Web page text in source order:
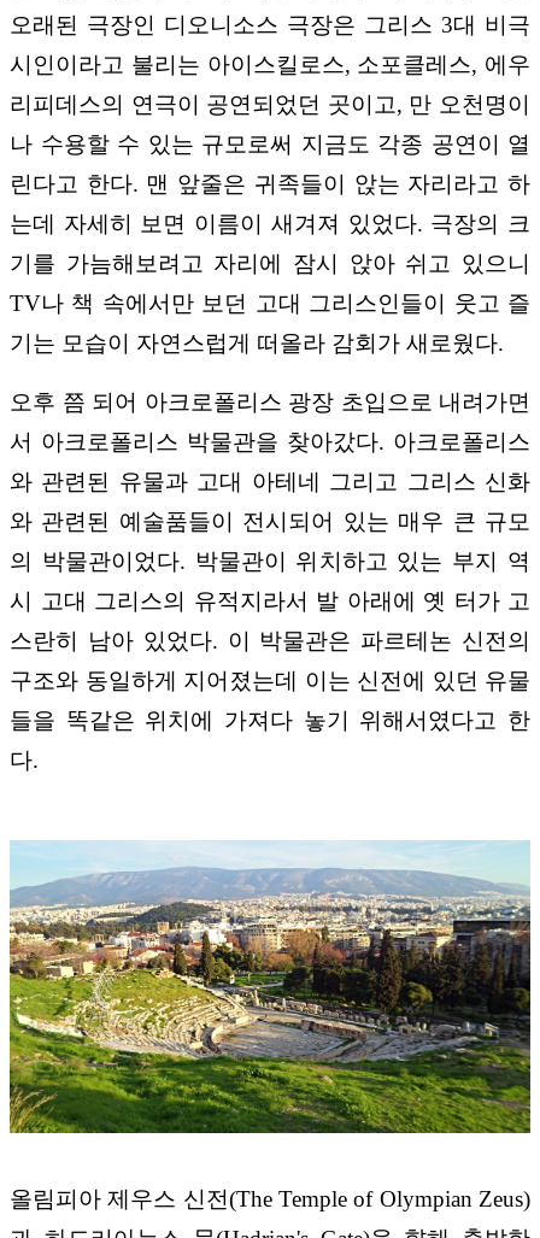
오래된 극장인 디오니소스 극장은 그리스 3대 비극
시인이라고 불리는 아이스킬로스, 소포클레스, 에우
리피데스의 연극이 공연되었던 곳이고, 만 오천명이
나 수용할 수 있는 규모로써 지금도 각종 공연이 열
린다고 한다. 맨 앞줄은 귀족들이 앉는 자리라고 하
는데 자세히 보면 이름이 새겨져 있었다. 극장의 크
기를 가늠해보려고 자리에 잠시 앉아 쉬고 있으니
TV나 책 속에서만 보던 고대 그리스인들이 웃고 즐
기는 모습이 자연스럽게 떠올라 감회가 새로웠다.
오후 쯤 되어 아크로폴리스 광장 초입으로 내려가면
서 아크로폴리스 박물관을 찾아갔다. 아크로폴리스
와 관련된 유물과 고대 아테네 그리고 그리스 신화
와 관련된 예술품들이 전시되어 있는 매우 큰 규모
의 박물관이었다. 박물관이 위치하고 있는 부지 역
시 고대 그리스의 유적지라서 발 아래에 옛 터가 고
스란히 남아 있었다. 이 박물관은 파르테논 신전의
구조와 동일하게 지어졌는데 이는 신전에 있던 유물
들을 똑같은 위치에 가져다 놓기 위해서였다고 한
다.
올림피아 제우스 신전(The Temple of Olympian Zeus)